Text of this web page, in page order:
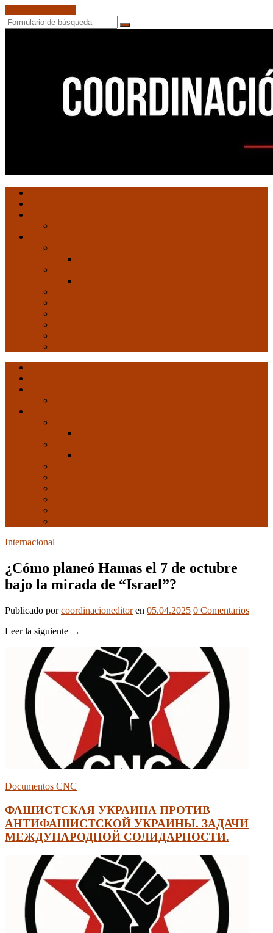
Buscar
Núcleos
Comunistas
Internacional
¿Cómo planeó Hamas el 7 de octubre
bajo la mirada de “Israel”?
Publicado porcoordinacioneditor en 05.04.2025 0 Comentarios
Leer la siguiente →
Documentos CNC
ФАШИСТСКАЯ УКРАИНА ПРОТИВ
АНТИФАШИСТСКОЙ УКРАИНЫ. ЗАДАЧИ
МЕЖДУНАРОДНОЙ СОЛИДАРНОСТИ.